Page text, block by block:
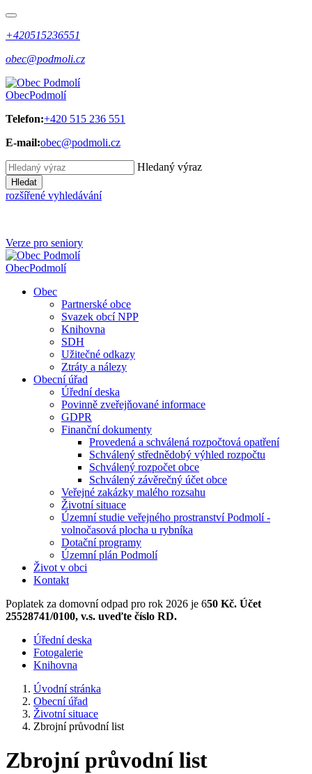
+420515236551
obec@podmoli.cz
ObecPodmolí
Telefon:+420 515 236 551
E-mail:obec@podmoli.cz
Hledaný výraz
Hledat
rozšířené vyhledávání
Verze pro seniory
ObecPodmolí
Obec
Partnerské obce
Svazek obcí NPP
Knihovna
SDH
Užitečné odkazy
Ztráty a nálezy
Obecní úřad
Úřední deska
Povinně zveřejňované informace
GDPR
Finanční dokumenty
Provedená a schválená rozpočtová opatření
Schválený střednědobý výhled rozpočtu
Schválený rozpočet obce
Schválený závěrečný účet obce
Veřejné zakázky malého rozsahu
Životní situace
Územní studie veřejného prostranství Podmolí -
volnočasová plocha u rybníka
Dotační programy
Územní plán Podmolí
Život v obci
Kontakt
Poplatek za domovní odpad pro rok 2026 je 650 Kč. Účet
25528741/0100, v.s. uveďte číslo RD.
Úřední deska
Fotogalerie
Knihovna
Úvodní stránka
Obecní úřad
Životní situace
Zbrojní průvodní list
Zbrojní průvodní list